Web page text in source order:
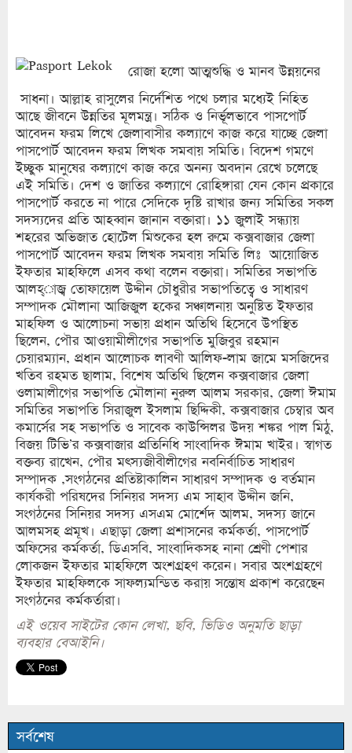
রোজা হলো আত্মশুদ্ধি ও মানব উন্নয়নের
সাধনা। আল্লাহ রাসুলের নির্দেশিত পথে চলার মধ্যেই নিহিত
আছে জীবনে উন্নতির মূলমন্ত্র। সঠিক ও নির্ভূলভাবে পাসপোর্ট
আবেদন ফরম লিখে জেলাবাসীর কল্যাণে কাজ করে যাচ্ছে জেলা
পাসপোর্ট আবেদন ফরম লিখক সমবায় সমিতি। বিদেশ গমণে
ইচ্ছুক মানুষের কল্যাণে কাজ করে অনন্য অবদান রেখে চলেছে
এই সমিতি। দেশ ও জাতির কল্যাণে রোহিঙ্গারা যেন কোন প্রকারে
পাসপোর্ট করতে না পারে সেদিকে দৃষ্টি রাখার জন্য সমিতির সকল
সদস্যদের প্রতি আহব্বান জানান বক্তারা। ১১ জুলাই সন্ধ্যায়
শহরের অভিজাত হোটেল মিশুকের হল রুমে কক্সবাজার জেলা
পাসপোর্ট আবেদন ফরম লিখক সমবায় সমিতি লিঃ আয়োজিত
ইফতার মাহফিলে এসব কথা বলেন বক্তারা। সমিতির সভাপতি
আলহ্াজ্ব তোফায়েল উদ্দীন চৌধুরীর সভাপতিত্বে ও সাধারণ
সম্পাদক মৌলানা আজিজুল হকের সঞ্চালনায় অনুষ্টিত ইফতার
মাহফিল ও আলোচনা সভায় প্রধান অতিথি হিসেবে উপস্থিত
ছিলেন, পৌর আওয়ামীলীগের সভাপতি মুজিবুর রহমান
চেয়ারম্যান, প্রধান আলোচক লাবণী আলিফ-লাম জামে মসজিদের
খতিব রহমত ছালাম, বিশেষ অতিথি ছিলেন কক্সবাজার জেলা
ওলামালীগের সভাপতি মৌলানা নুরুল আলম সরকার, জেলা ঈমাম
সমিতির সভাপতি সিরাজুল ইসলাম ছিদ্দিকী, কক্সবাজার চেম্বার অব
কমার্সের সহ সভাপতি ও সাবেক কাউন্সিলর উদয় শঙ্কর পাল মিঠু,
বিজয় টিভি’র কক্সবাজার প্রতিনিধি সাংবাদিক ঈমাম খাইর। স্বাগত
বক্তব্য রাখেন, পৌর মৎস্যজীবীলীগের নবনির্বাচিত সাধারণ
সম্পাদক ,সংগঠনের প্রতিষ্টাকালিন সাধারণ সম্পাদক ও বর্তমান
কার্যকরী পরিষদের সিনিয়র সদস্য এম সাহাব উদ্দীন জনি,
সংগঠনের সিনিয়র সদস্য এসএম মোর্শেদ আলম, সদস্য জানে
আলমসহ প্রমূখ। এছাড়া জেলা প্রশাসনের কর্মকর্তা, পাসপোর্ট
অফিসের কর্মকর্তা, ডিএসবি, সাংবাদিকসহ নানা শ্রেণী পেশার
লোকজন ইফতার মাহফিলে অংশগ্রহণ করেন। সবার অংশগ্রহণে
ইফতার মাহফিলকে সাফল্যমন্ডিত করায় সন্তোষ প্রকাশ করেছেন
সংগঠনের কর্মকর্তারা।
এই ওয়েব সাইটের কোন লেখা, ছবি, ভিডিও অনুমতি ছাড়া
ব্যবহার বেআইনি।
সর্বশেষ